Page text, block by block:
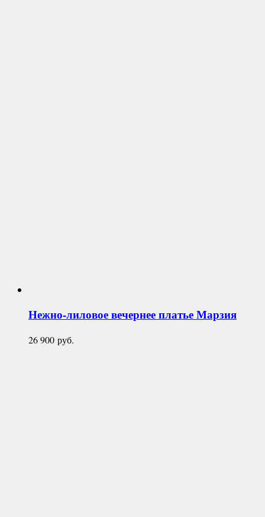
Нежно-лиловое вечернее платьеМарзия
26 900 руб.